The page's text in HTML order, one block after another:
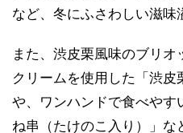
など、冬にふさわしい滋味
また、渋皮栗風味のブリ
クリームを使用した「渋皮
や、ワンハンドで食べやす
ね串（たけのこ入り）」な